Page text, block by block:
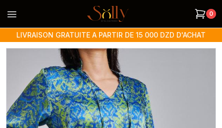
Open menu 0
LIVRAISON GRATUITE A PARTIR DE 15 000 DZD D'ACHAT